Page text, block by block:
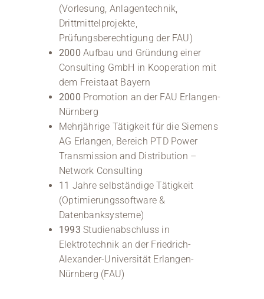
(Vorlesung, Anlagentechnik,
Drittmittelprojekte,
Prüfungsberechtigung der FAU)
2000 Aufbau und Gründung einer
Consulting GmbH in Kooperation mit
dem Freistaat Bayern
2000 Promotion an der FAU Erlangen-
Nürnberg
Mehrjährige Tätigkeit für die Siemens
AG Erlangen, Bereich PTD Power
Transmission and Distribution –
Network Consulting
11 Jahre selbständige Tätigkeit
(Optimierungssoftware &
Datenbanksysteme)
1993 Studienabschluss in
Elektrotechnik an der Friedrich-
Alexander-Universität Erlangen-
Nürnberg (FAU)